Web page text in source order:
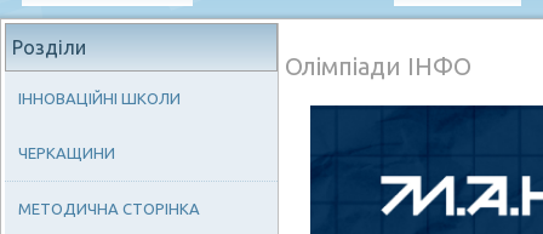
Розділи
ІННОВАЦІЙНІ ШКОЛИ
ЧЕРКАЩИНИ
МЕТОДИЧНА СТОРІНКА
Олімпіади ІНФО